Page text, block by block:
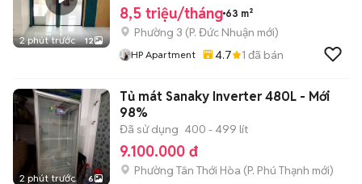
2 phút trước 12
8,5 triệu/tháng 63 m²
Phường 3 (P. Đức Nhuận mới)
HP Apartment 4.7 1 đã bán
2 phút trước 6
Tủ mát Sanaky Inverter 480L - Mới
98%
Đã sử dụng 400 - 499 lít
9.100.000 đ
Phường Tân Thới Hòa (P. Phú Thạnh mới)